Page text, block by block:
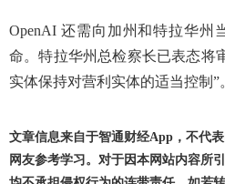
OpenAI 还需向加州和特拉华州
命。特拉华州总检察长已表态将
实体保持对营利实体的适当控制”
文章信息来自于智通财经App，不代
网友参考学习。对于因本网站内容所